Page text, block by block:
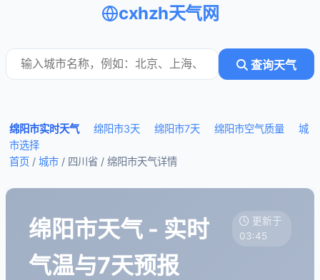
cxhzh天气网
查询天气
绵阳市实时天气 绵阳市3天 绵阳市7天 绵阳市空气质量
城
市选择
首页 / 城市 / 四川省 / 绵阳市天气详情
绵阳市天气 - 实时
气温与7天预报
更新于
03:45